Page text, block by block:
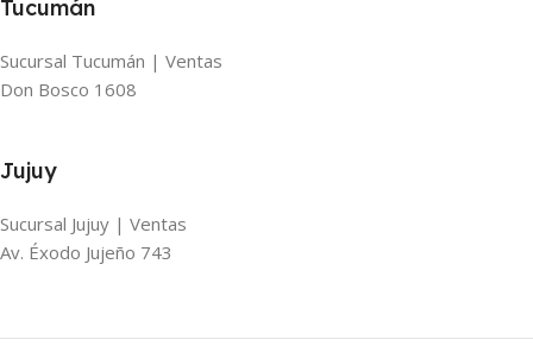
Tucumán
Sucursal Tucumán | Ventas
Don Bosco 1608
Jujuy
Sucursal Jujuy | Ventas
Av. Éxodo Jujeño 743